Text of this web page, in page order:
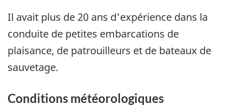
Il avait plus de 20 ans d'expérience dans la
conduite de petites embarcations de
plaisance, de patrouilleurs et de bateaux de
sauvetage.
Conditions météorologiques